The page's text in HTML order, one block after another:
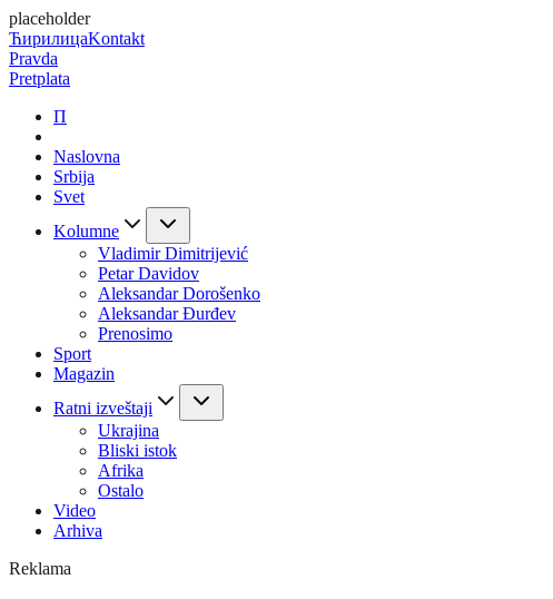
placeholder
ЋирилицаKontakt
Pravda
Pretplata
П
Naslovna
Srbija
Svet
Kolumne
Vladimir Dimitrijević
Petar Davidov
Aleksandar Dorošenko
Aleksandar Đurđev
Prenosimo
Sport
Magazin
Ratni izveštaji
Ukrajina
Bliski istok
Afrika
Ostalo
Video
Arhiva
Reklama